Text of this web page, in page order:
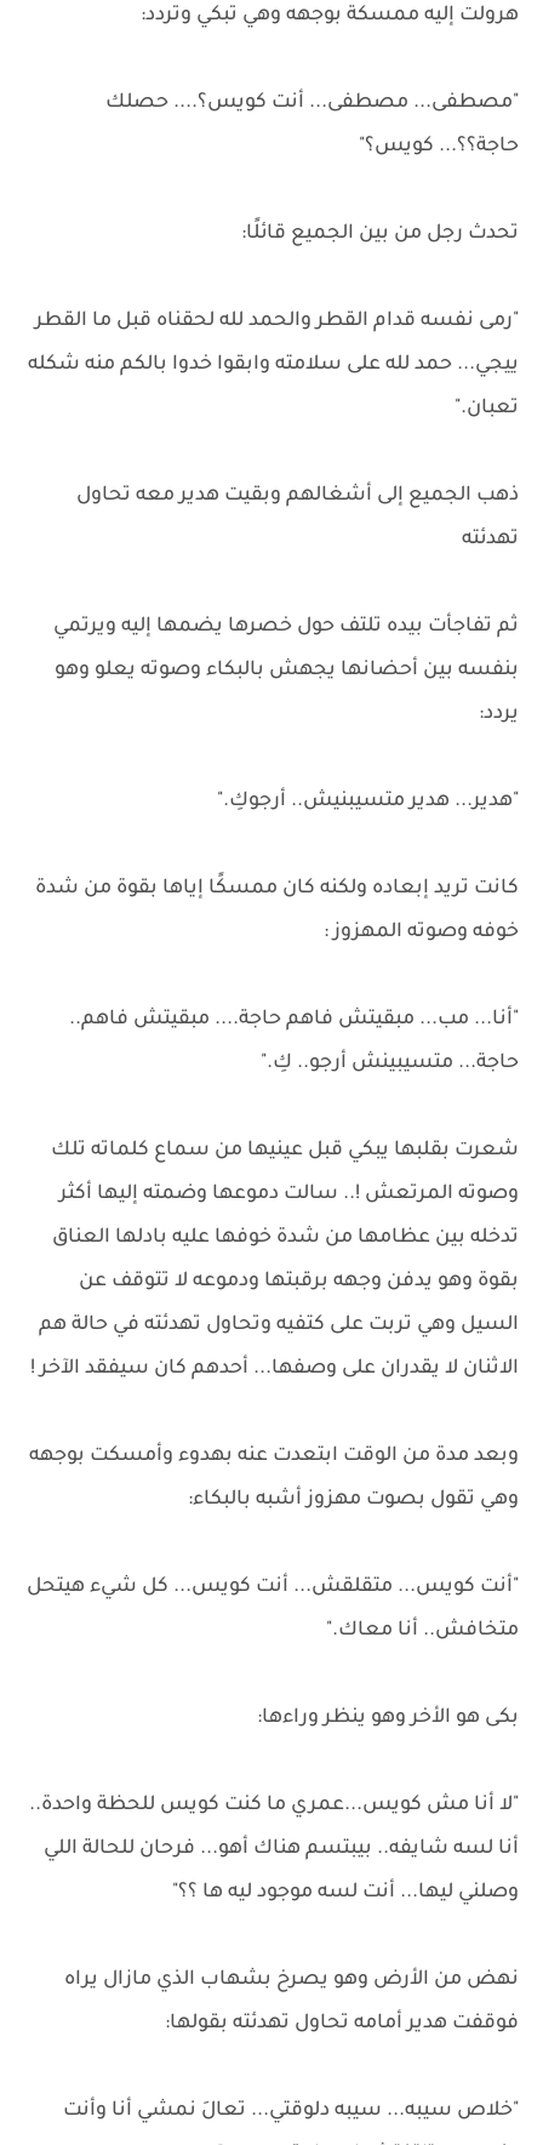
هرولت إليه ممسكة بوجهه وهي تبكي وتردد:
"مصطفى... مصطفى... أنت كويس؟.... حصلك
حاجة؟؟... كويس؟"
تحدث رجل من بين الجميع قائلًا:
"رمى نفسه قدام القطر والحمد لله لحقناه قبل ما القطر
ييجي... حمد لله على سلامته وابقوا خدوا بالكم منه شكله
تعبان."
ذهب الجميع إلى أشغالهم وبقيت هدير معه تحاول
تهدئته
ثم تفاجأت بيده تلتف حول خصرها يضمها إليه ويرتمي
بنفسه بين أحضانها يجهش بالبكاء وصوته يعلو وهو
يردد:
"هدير... هدير متسيبنيش.. أرجوكِ."
كانت تريد إبعاده ولكنه كان ممسكًا إياها بقوة من شدة
خوفه وصوته المهزوز :
"أنا... مب... مبقيتش فاهم حاجة.... مبقيتش فاهم..
حاجة... متسيبينش أرجو.. كِ."
شعرت بقلبها يبكي قبل عينيها من سماع كلماته تلك
وصوته المرتعش !.. سالت دموعها وضمته إليها أكثر
تدخله بين عظامها من شدة خوفها عليه بادلها العناق
بقوة وهو يدفن وجهه برقبتها ودموعه لا تتوقف عن
السيل وهي تربت على كتفيه وتحاول تهدئته في حالة هم
الاثنان لا يقدران على وصفها... أحدهم كان سيفقد الآخر !
وبعد مدة من الوقت ابتعدت عنه بهدوء وأمسكت بوجهه
وهي تقول بصوت مهزوز أشبه بالبكاء:
"أنت كويس... متقلقش... أنت كويس... كل شيء هيتحل
متخافش.. أنا معاك."
بكى هو الأخر وهو ينظر وراءها:
"لا أنا مش كويس...عمري ما كنت كويس للحظة واحدة..
أنا لسه شايفه.. بيبتسم هناك أهو... فرحان للحالة اللي
وصلني ليها... أنت لسه موجود ليه ها ؟؟"
نهض من الأرض وهو يصرخ بشهاب الذي مازال يراه
فوقفت هدير أمامه تحاول تهدئته بقولها:
"خلاص سيبه... سيبه دلوقتي... تعالَ نمشي أنا وأنت